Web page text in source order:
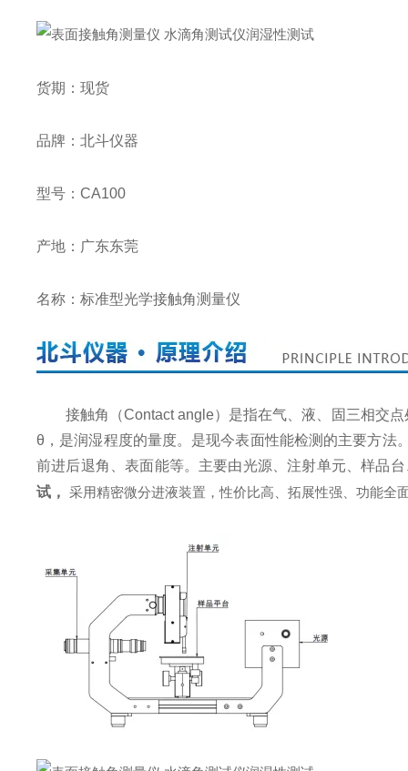
货期：现货
品牌：北斗仪器
型号：CA100
产地：广东东莞
名称：标准型光学接触角测量仪
接触角（Contact angle）是指在气、液、固三相交
θ，是润湿程度的量度。是现今表面性能检测的主要方法
前进后退角、表面能等。主要由光源、注射单元、样品
试 ， 采用精密微分进液装置，性价比高、拓展性强、功能全